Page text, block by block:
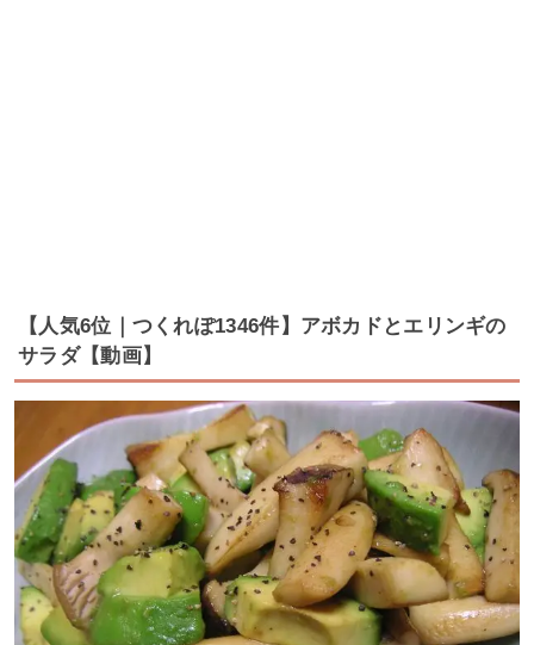
【人気6位｜つくれぽ1346件】アボカドとエリンギの
サラダ【動画】